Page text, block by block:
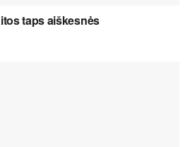
taps aiškesnės